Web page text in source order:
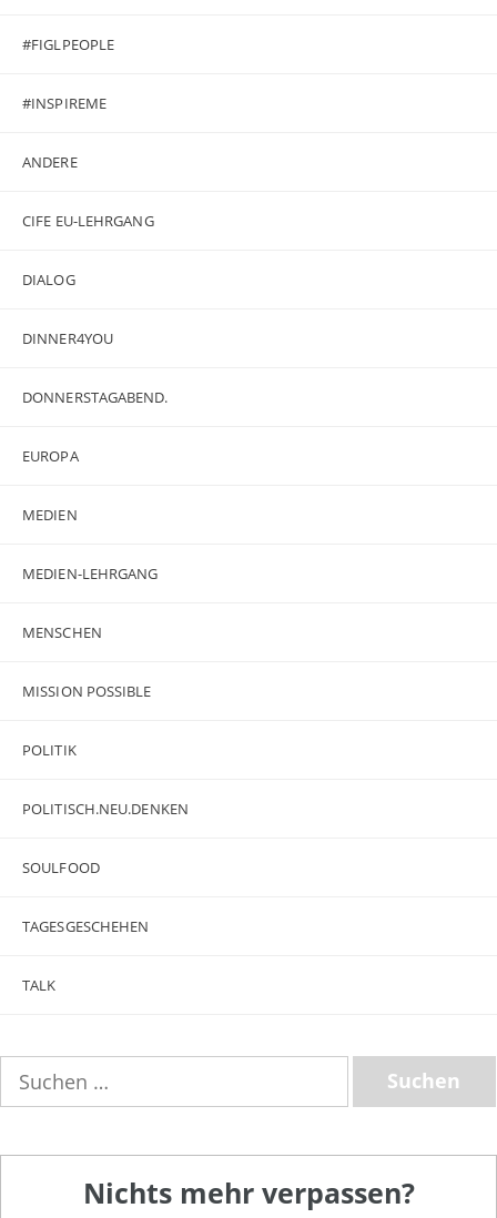
#FIGLPEOPLE
#INSPIREME
ANDERE
CIFE EU-LEHRGANG
DIALOG
DINNER4YOU
DONNERSTAGABEND.
EUROPA
MEDIEN
MEDIEN-LEHRGANG
MENSCHEN
MISSION POSSIBLE
POLITIK
POLITISCH.NEU.DENKEN
SOULFOOD
TAGESGESCHEHEN
TALK
nach:
Nichts mehr verpassen?